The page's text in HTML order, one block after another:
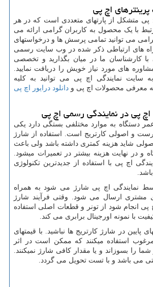
اچ پی
پی متشکل از پارتهای متعددی است که در هر
با یک محصول به کاربران گرامی ارائه می
می توانید تمامی پرسش ها و درخواستهای
های ارتباطی ذکر شده در وب سایت رسمی
کارشناسان ما در میان بگذارید و تخصصی
های مورد نیاز خویش را دریافت نمایید.
سایت نمایندگی اچ پی می توانید به کلیه
معرفی محصولات اچ پی و دانلود درایور اچ پی
اچ پی در نمایندگی رسمی اچ پی
دستگاه به موارد مختلفی بستگی دارد یکی
و اصولی کارتریج است. استفاده از شارژ
اصولی شاید هزینه کمتری داشته باشد ولی باعث
و در نهایت هزینه بیشتر در تعمیرات میشود.
اچ پی با استفاده از جدیدترین تکنولوژی
نمایندگی اچ پی شارژ می شود به همراه
مشتری ارسال می شود. وقتی فرآیند شارژ
انجام شود از تونر و قطعات اصلی استفاده
با نمونه اورجینال برابری می کند.
پایین در شارژ کارتریج ها نباشید. با قیمتهای
مرغوب استفاده میکنند که ممکن است در اثر
شما را بسوزاند و یا مقدار کافی شارژ نمیکنند.
می باشد و با تست تحویل می گردد.